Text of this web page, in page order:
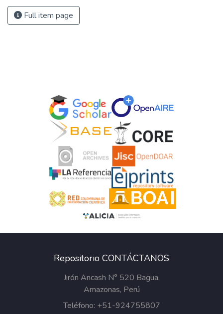
Full item page
Repositorio CONTÁCTANOS
Jirón Ancash N° 520 Bagua,
Amazonas, Perú
Teléfono: +51-924755807